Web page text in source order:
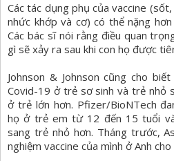
Các tác dụng phụ của vaccine
nhức khớp và cơ) có thể nặng
Các bác sĩ nói rằng điều quan
gì sẽ xảy ra sau khi con họ được
Johnson & Johnson cũng cho
Covid-19 ở trẻ sơ sinh và trẻ nhỏ
ở trẻ lớn hơn. Pfizer/BioNTech
họ ở trẻ em từ 12 đến 15 tuổi và
sang trẻ nhỏ hơn. Tháng trước,
nghiệm vaccine của mình ở Anh